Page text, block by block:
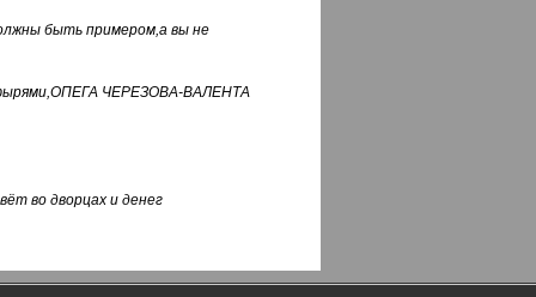
быть примером,а вы не
ЧЕРЕЗОВА-ВАЛЕНТА
во дворцах и денег